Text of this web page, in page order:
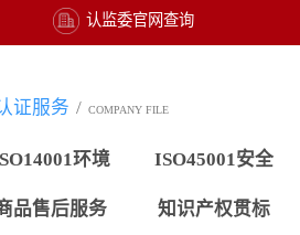
认监委官网查询
证服务 / COMPANY FILE
环境 ISO45001安全
品售后服务 知识产权贯标